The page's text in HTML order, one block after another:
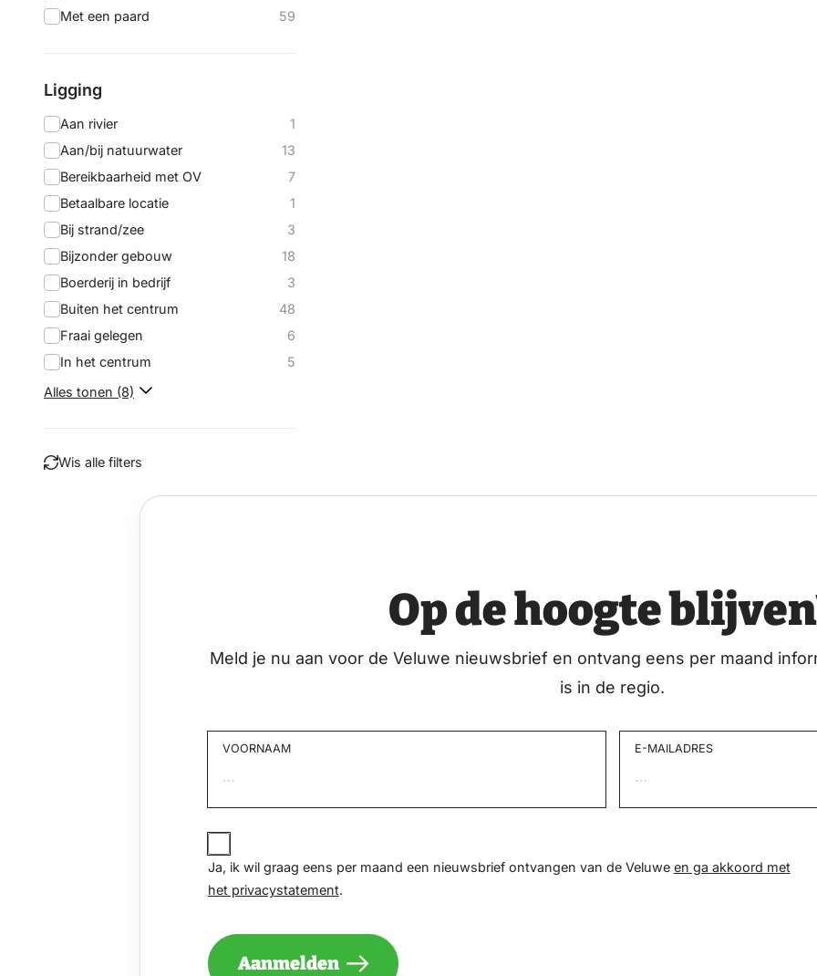
Met een paard
59
Ligging
Aan rivier
1
Aan/bij natuurwater
13
Bereikbaarheid met OV
7
Betaalbare locatie
1
Bij strand/zee
3
Bijzonder gebouw
18
Boerderij in bedrijf
3
Buiten het centrum
48
Fraai gelegen
6
In het centrum
5
Alles tonen (8)
Wis alle filters
Op de hoogte
Meld je nu aan voor de Veluwe nieuwsbrief en ontvang eens per maand
is in de regio.
VOORNAAM E-MAILADRES
JA,
IK
WIL
GRAAG
PER
MAAND
Ja, ik wil graag eens per maand een nieuwsbrief ontvangen van de Veluwe en ga akkoord met
het privacystatement.
Aanmelden